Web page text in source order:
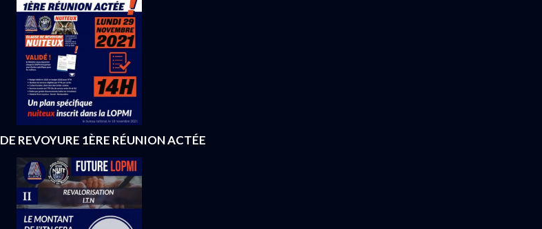
REVOYURE 1ÈRE RÉUNION ACTÉE